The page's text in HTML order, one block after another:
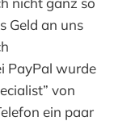
Geld an uns
PayPal wurde
von
ein paar